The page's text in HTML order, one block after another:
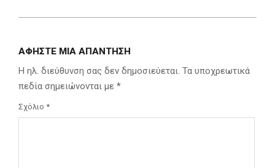
ΑΦΉΣΤΕ ΜΙΑ ΑΠΆΝΤΗΣΗ
Η ηλ. διεύθυνση σας δεν δημοσιεύεται. Τα υποχρεωτικά
πεδία σημειώνονται με *
Σχόλιο *